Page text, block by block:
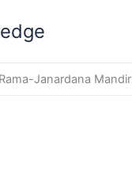
Rama-Janardana Mandir